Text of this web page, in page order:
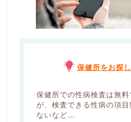
保健所をお探
保健所での性病検査は無
が、検査できる性病の項
ないなど…